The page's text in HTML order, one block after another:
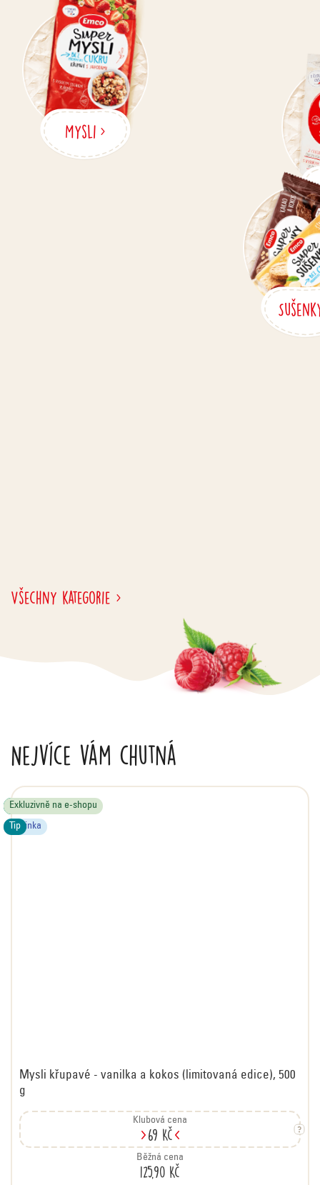
Mysli
Všechny kategorie
Nejvíce vám chutná
Akce
Limitovaná edice
Mysli křupavé - vanilka a kokos (limitovaná edice), 500
g
Klubová cena
69 Kč
Běžná cena
125,90 Kč
Novinka
Tip
Tip
Exkluzivně na e-shopu